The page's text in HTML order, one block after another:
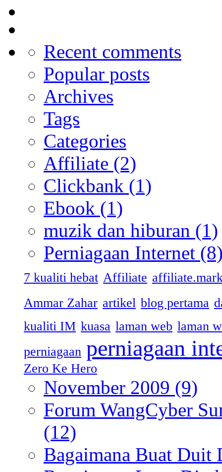
Recent comments
Popular posts
Archives
Tags
Categories
Affiliate (2)
Clickbank (1)
Ebook (1)
muzik dan hiburan (1)
Perniagaan Internet
7 kualiti hebat Affiliate
Ammar Zahar artikel blog pertama
kualiti IM kuasa laman web laman
perniagaan perniagaan
Zero Ke Hero
November 2009 (9)
Forum WangCyber
(12)
Bagaimana Buat